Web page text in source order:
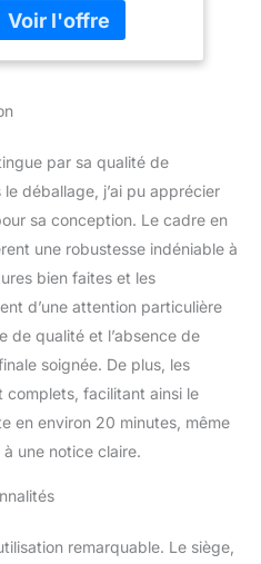
de
Résistance - 7
et confort. Conçu pour
MAISON : Grâce à ses
vous pouvez
l'intensité
vos entraînements
Le rameur est
pour un usage
pour une
de 3 heures par
semaine. CONFORT &
SÉCURITÉ: Ce rameur
muni d'une masse
de 4kg
un tirage
rapide pour des
Les pédales
par sa qualité de
déballage, j’ai pu apprécier
sa conception. Le cadre en
une robustesse indéniable à
bien faites et les
d’une attention particulière
de qualité et l’absence de
soignée. De plus, les
complets, facilitant ainsi le
en environ 20 minutes, même
une notice claire.
remarquable. Le siège,